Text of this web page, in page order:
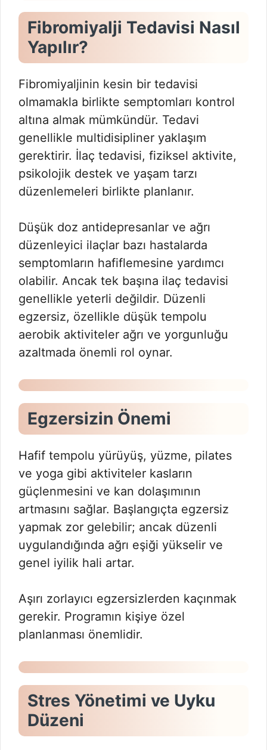
Fibromiyalji Tedavisi Nasıl
Yapılır?
Fibromiyaljinin kesin bir tedavisi
olmamakla birlikte semptomları kontrol
altına almak mümkündür. Tedavi
genellikle multidisipliner yaklaşım
gerektirir. İlaç tedavisi, fiziksel aktivite,
psikolojik destek ve yaşam tarzı
düzenlemeleri birlikte planlanır.
Düşük doz antidepresanlar ve ağrı
düzenleyici ilaçlar bazı hastalarda
semptomların hafiflemesine yardımcı
olabilir. Ancak tek başına ilaç tedavisi
genellikle yeterli değildir. Düzenli
egzersiz, özellikle düşük tempolu
aerobik aktiviteler ağrı ve yorgunluğu
azaltmada önemli rol oynar.
Egzersizin Önemi
Hafif tempolu yürüyüş, yüzme, pilates
ve yoga gibi aktiviteler kasların
güçlenmesini ve kan dolaşımının
artmasını sağlar. Başlangıçta egzersiz
yapmak zor gelebilir; ancak düzenli
uygulandığında ağrı eşiği yükselir ve
genel iyilik hali artar.
Aşırı zorlayıcı egzersizlerden kaçınmak
gerekir. Programın kişiye özel
planlanması önemlidir.
Stres Yönetimi ve Uyku
Düzeni